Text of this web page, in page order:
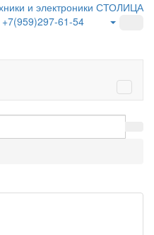
+7(959)297-61-54